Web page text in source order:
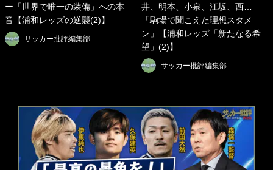
ー「世界で唯一の装備」への本
音【浦和レッズの逆襲(2)】
サッカー批評編集部
井、明本、小泉、江坂、西…
「駒場で聞こえた理想スタメ
ン」【浦和レッズ「新たなる希
望」(2)】
サッカー批評編集部